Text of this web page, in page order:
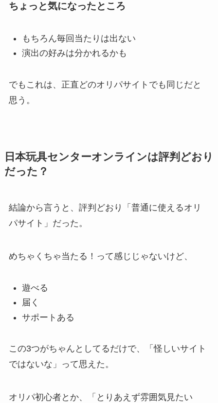
ちょっと気になったところ
もちろん毎回当たりは出ない
演出の好みは分かれるかも
でもこれは、正直どのオリパサイトでも同じだと
思う。
日本玩具センターオンラインは評判どおり
だった？
結論から言うと、評判どおり「普通に使えるオリ
パサイト」だった。
めちゃくちゃ当たる！って感じじゃないけど、
遊べる
届く
サポートある
この3つがちゃんとしてるだけで、「怪しいサイト
ではないな」って思えた。
オリパ初心者とか、「とりあえず雰囲気見たい